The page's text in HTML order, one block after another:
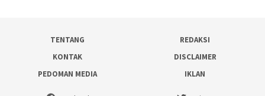
TENTANG
REDAKSI
KONTAK
DISCLAIMER
PEDOMAN MEDIA
IKLAN